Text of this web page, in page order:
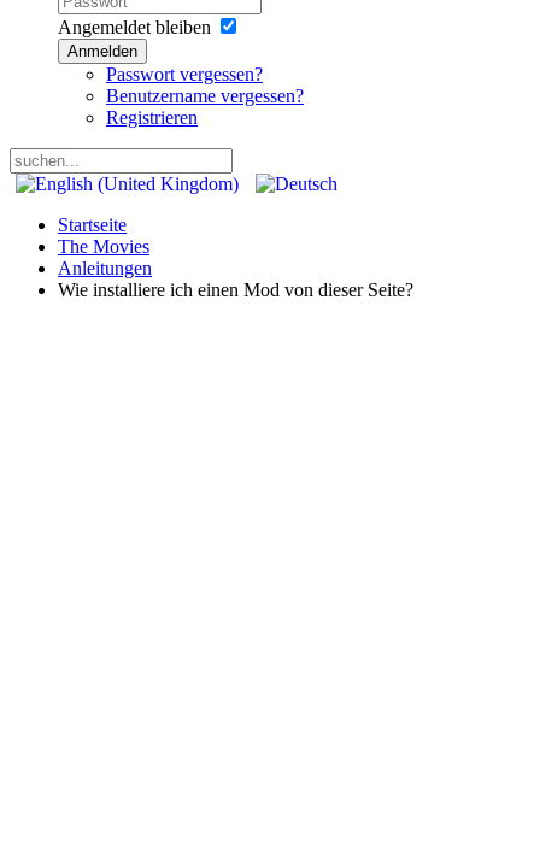
Angemeldet bleiben
Anmelden
Passwort vergessen?
Benutzername vergessen?
Registrieren
Startseite
The Movies
Anleitungen
Wie installiere ich einen Mod von dieser Seite?